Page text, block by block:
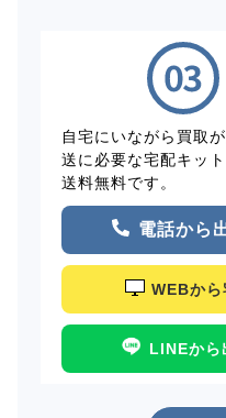
自宅にいながら買取
送に必要な宅配キッ
送料無料です。
電話から
WEBから
LINEから